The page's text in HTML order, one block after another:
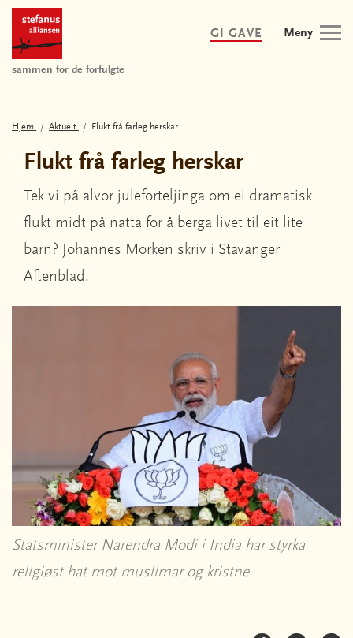
Meny
sammen for de forfulgte
GI GAVE
Hjem Aktuelt Flukt frå farleg herskar
Flukt frå farleg herskar
Tek vi på alvor juleforteljinga om ei dramatisk
flukt midt på natta for å berga livet til eit lite
barn? Johannes Morken skriv i Stavanger
Aftenblad.
Statsminister Narendra Modi i India har styrka
religiøst hat mot muslimar og kristne.